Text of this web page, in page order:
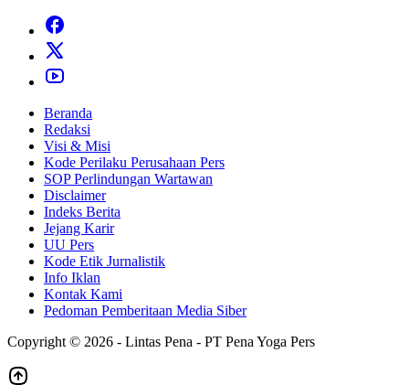
Beranda
Redaksi
Visi & Misi
Kode Perilaku Perusahaan Pers
SOP Perlindungan Wartawan
Disclaimer
Indeks Berita
Jejang Karir
UU Pers
Kode Etik Jurnalistik
Info Iklan
Kontak Kami
Pedoman Pemberitaan Media Siber
Copyright © 2026 - Lintas Pena - PT Pena Yoga Pers